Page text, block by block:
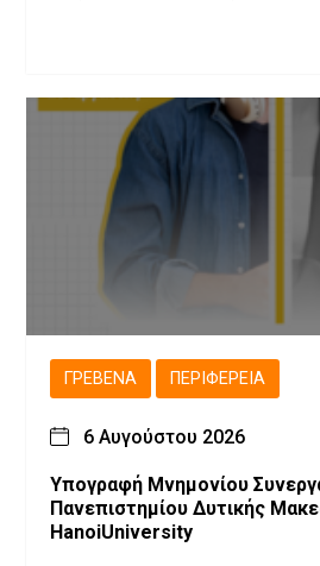
ΓΡΕΒΕΝΆ ΠΕΡΙΦΈΡΕΙΑ
6 Αυγούστου 2026
Υπογραφή Μνημονίου
Πανεπιστημίου Δυτικής
HanoiUniversity